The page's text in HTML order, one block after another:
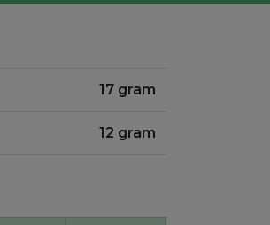
17 gram
12 gram